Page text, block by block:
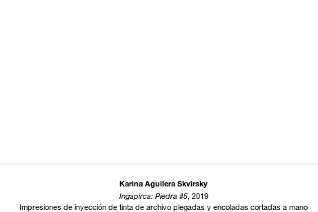
Karina Aguilera Skvirsky
Ingapirca: Piedra #5, 2019
Impresiones de inyección de tinta de archivo plegadas y encoladas cortadas a mano